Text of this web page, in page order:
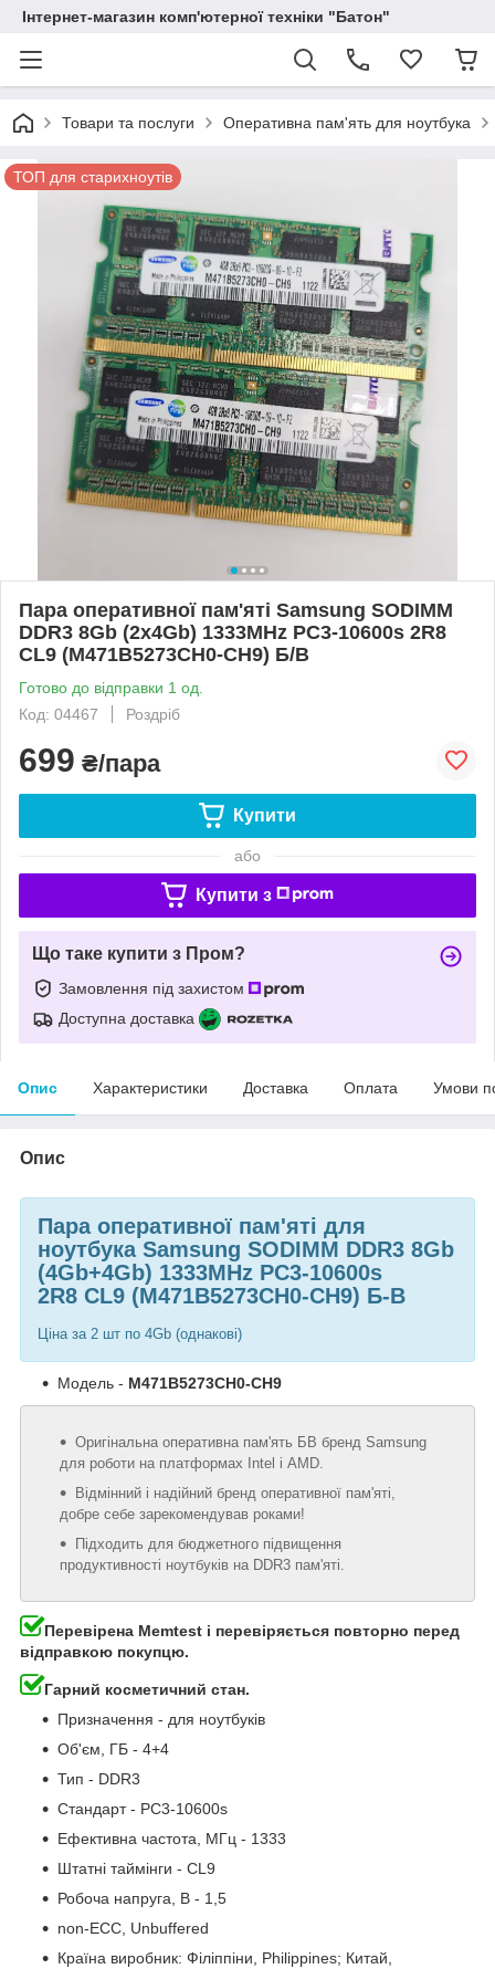
Інтернет-магазин комп'ютерної техніки "Батон"
Товари та послуги Оперативна пам'ять для ноутбука
ТОП для старихноутів
Пара оперативної пам'яті Samsung SODIMM
DDR3 8Gb (2x4Gb) 1333MHz PC3-10600s 2R8
CL9 (M471B5273CH0-CH9) Б/В
Готово до відправки 1 од.
Код: 04467
Роздріб
699 ₴/пара
Купити
або
Купити з
Що таке купити з Пром?
Замовлення під захистом
Доступна доставка
Опис Характеристики Доставка Оплата Умови
Опис
Пара оперативної пам'яті для
ноутбука Samsung SODIMM DDR3 8Gb
(4Gb+4Gb) 1333MHz PC3-10600s
2R8 CL9 (M471B5273CH0-CH9) Б-В
Ціна за 2 шт по 4Gb (однакові)
Модель - M471B5273CH0-CH9
Оригінальна оперативна пам'ять БВ бренд Samsung
для роботи на платформах Intel і AMD.
Відмінний і надійний бренд оперативної пам'яті,
добре себе зарекомендував роками!
Підходить для бюджетного підвищення
продуктивності ноутбуків на DDR3 пам'яті.
Перевірена Memtest і перевіряється повторно перед
відправкою покупцю.
Гарний косметичний стан.
Призначення - для ноутбуків
Об'єм, ГБ - 4+4
Тип - DDR3
Стандарт - PC3-10600s
Ефективна частота, МГц - 1333
Штатні таймінги - CL9
Робоча напруга, В - 1,5
non-ECC, Unbuffered
Країна виробник: Філіппіни, Philippines; Китай,